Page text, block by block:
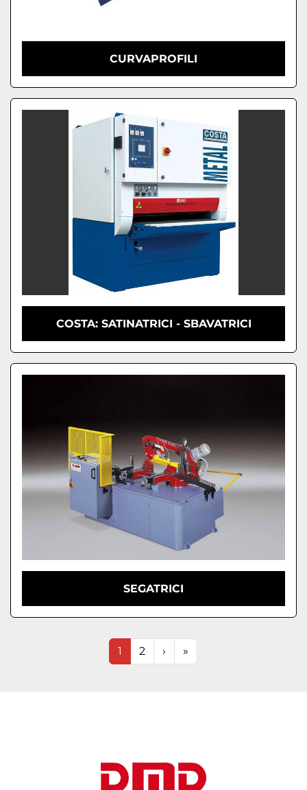
CURVAPROFILI
COSTA: SATINATRICI - SBAVATRICI
SEGATRICI
1 2 › »